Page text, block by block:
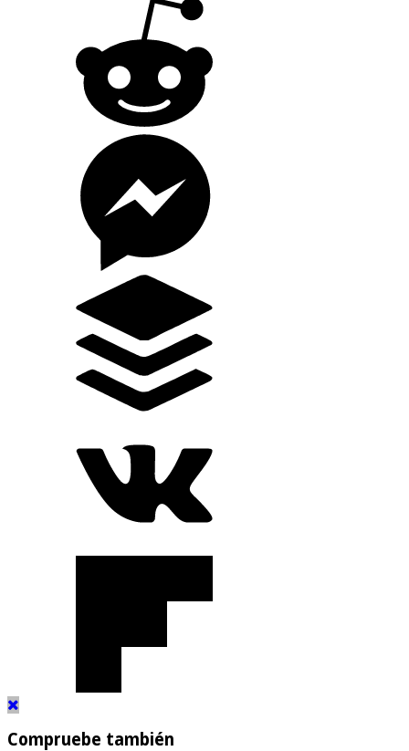
Compruebe también